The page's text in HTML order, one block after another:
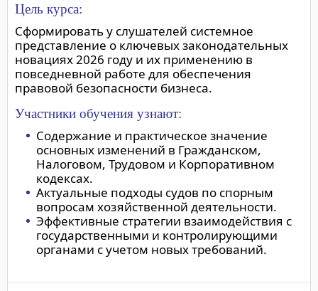
Цель курса:
Сформировать у слушателей системное
представление о ключевых законодательных
новациях 2026 году и их применению в
повседневной работе для обеспечения
правовой безопасности бизнеса.
Участники обучения узнают:
Содержание и практическое значение
основных изменений в Гражданском,
Налоговом, Трудовом и Корпоративном
кодексах.
Актуальные подходы судов по спорным
вопросам хозяйственной деятельности.
Эффективные стратегии взаимодействия с
государственными и контролирующими
органами с учетом новых требований.